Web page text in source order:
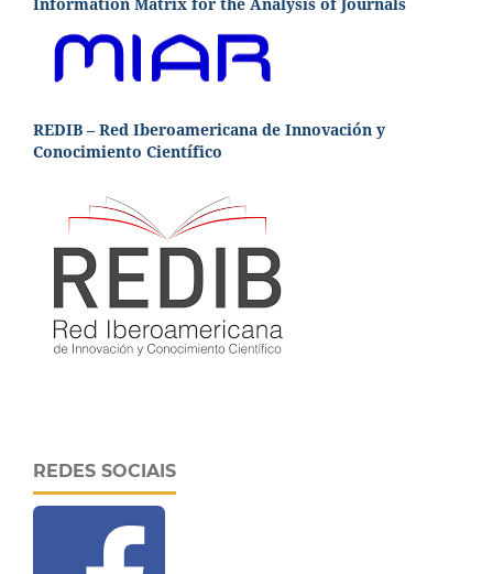
REDIB – Red Iberoamericana de Innovación y
Conocimiento Científico
REDES SOCIAIS